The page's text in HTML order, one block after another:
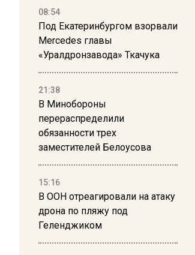
08:54
Под Екатеринбургом взорвали
Mercedes главы
«Уралдронзавода» Ткачука
21:38
В Минобороны
перераспределили
обязанности трех
заместителей Белоусова
15:16
В ООН отреагировали на атаку
дрона по пляжу под
Геленджиком